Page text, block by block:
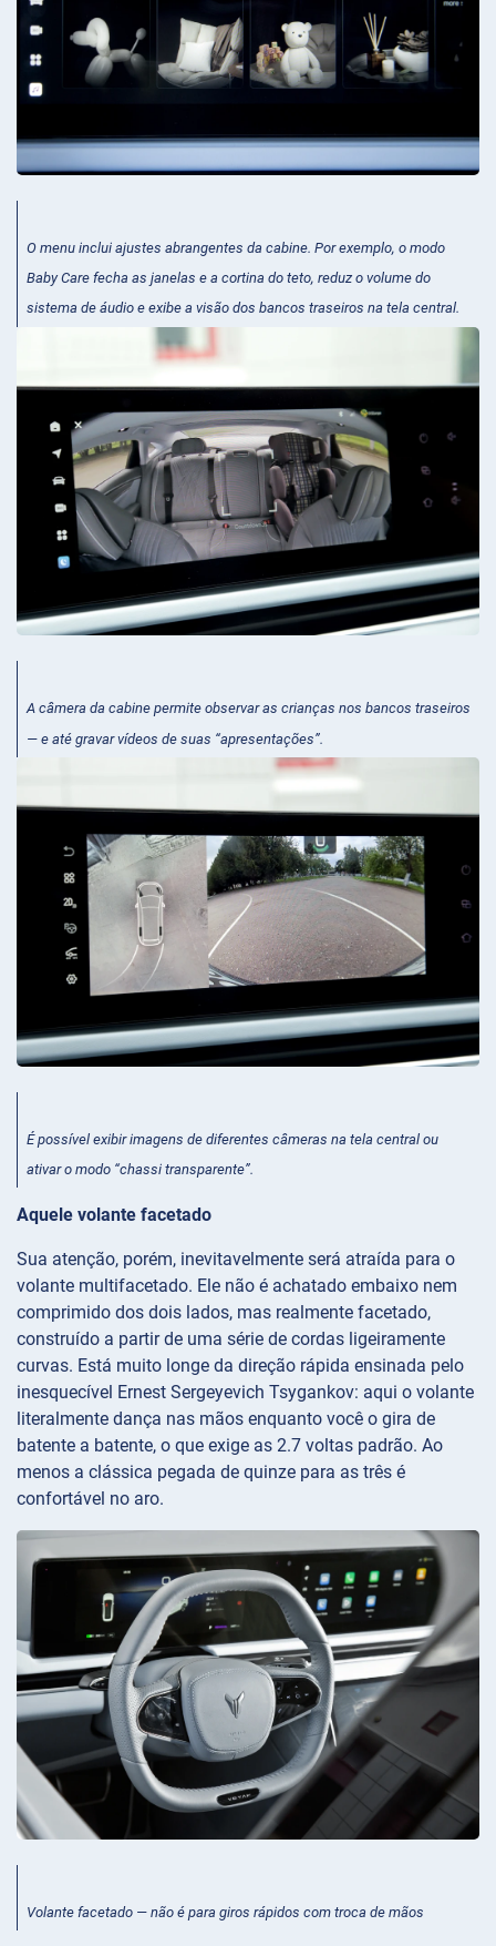
O menu inclui ajustes abrangentes da cabine. Por exemplo, o modo
Baby Care fecha as janelas e a cortina do teto, reduz o volume do
sistema de áudio e exibe a visão dos bancos traseiros na tela central.
A câmera da cabine permite observar as crianças nos bancos traseiros
— e até gravar vídeos de suas “apresentações”.
É possível exibir imagens de diferentes câmeras na tela central ou
ativar o modo “chassi transparente”.
Aquele volante facetado
Sua atenção, porém, inevitavelmente será atraída para o
volante multifacetado. Ele não é achatado embaixo nem
comprimido dos dois lados, mas realmente facetado,
construído a partir de uma série de cordas ligeiramente
curvas. Está muito longe da direção rápida ensinada pelo
inesquecível Ernest Sergeyevich Tsygankov: aqui o volante
literalmente dança nas mãos enquanto você o gira de
batente a batente, o que exige as 2.7 voltas padrão. Ao
menos a clássica pegada de quinze para as três é
confortável no aro.
Volante facetado — não é para giros rápidos com troca de mãos